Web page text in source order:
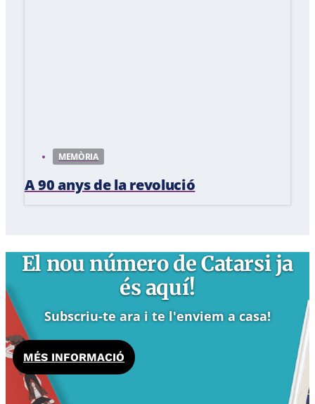
MEMÒRIA
A 90 anys de la revolució
El nou número de Catarsi ja
és aquí!
Subscriu-te ara i te l'enviem a casa!
MÉS INFORMACIÓ